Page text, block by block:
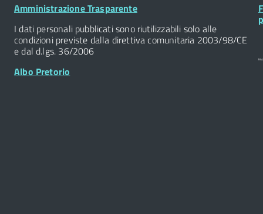
Footer
Amministrazione Trasparente
I dati personali pubblicati sono riutilizzabili solo alle
condizioni previste dalla direttiva comunitaria 2003/98/CE
e dal d.lgs. 36/2006
Albo Pretorio